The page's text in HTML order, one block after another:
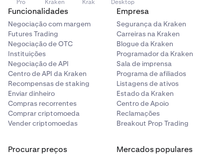
Pro Kraken Krak Desktop
Funcionalidades
Negociação com margem
Futures Trading
Negociação de OTC
Instituições
Negociação de API
Centro de API da Kraken
Recompensas de staking
Enviar dinheiro
Compras recorrentes
Comprar criptomoeda
Vender criptomoedas
Empresa
Segurança da Kraken
Carreiras na Kraken
Blogue da Kraken
Programador da Kraken
Sala de imprensa
Programa de afiliados
Listagens de ativos
Estado da Kraken
Centro de Apoio
Reclamações
Breakout Prop Trading
Procurar preços Mercados populares